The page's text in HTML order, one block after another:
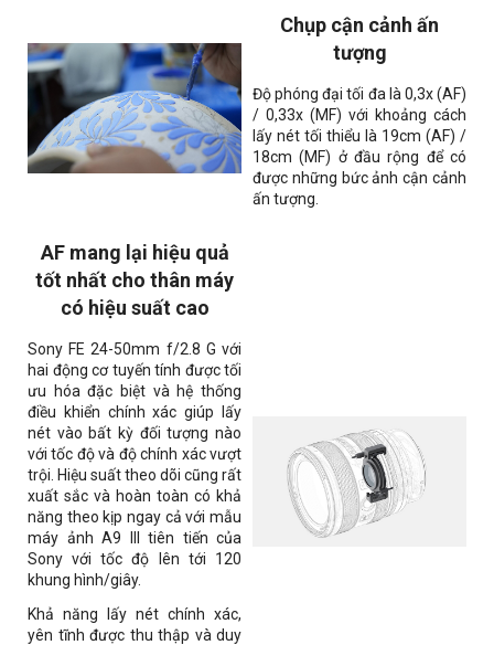
Chụp cận cảnh ấn
tượng
Độ phóng đại tối đa là 0,3x (AF)
/ 0,33x (MF) với khoảng cách
lấy nét tối thiểu là 19cm (AF) /
18cm (MF) ở đầu rộng để có
được những bức ảnh cận cảnh
ấn tượng.
AF mang lại hiệu quả
tốt nhất cho thân máy
có hiệu suất cao
Sony FE 24-50mm f/2.8 G với
hai động cơ tuyến tính được tối
ưu hóa đặc biệt và hệ thống
điều khiển chính xác giúp lấy
nét vào bất kỳ đối tượng nào
với tốc độ và độ chính xác vượt
trội. Hiệu suất theo dõi cũng rất
xuất sắc và hoàn toàn có khả
năng theo kịp ngay cả với mẫu
máy ảnh A9 III tiên tiến của
Sony với tốc độ lên tới 120
khung hình/giây.
Khả năng lấy nét chính xác,
yên tĩnh được thu thập và duy